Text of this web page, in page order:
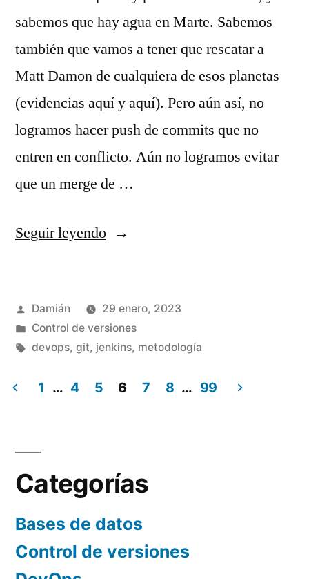
sabemos que hay agua en Marte. Sabemos
también que vamos a tener que rescatar a
Matt Damon de cualquiera de esos planetas
(evidencias aquí y aquí). Pero aún así, no
logramos hacer push de commits que no
entren en conflicto. Aún no logramos evitar
que un merge de …
Seguir leyendo«Trunk-
y
otras
de
Publicado
por
Damián
29 enero, 2023
Publicado
en
Control de versiones
Etiquetas:
devops, git, jenkins, metodología
de
entradas
1 … 4 5 6 7 8 … 99
Categorías
Bases de datos
Control de versiones